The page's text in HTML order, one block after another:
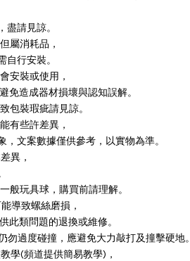
請見諒。
屬消耗品，
行安裝。
安裝或使用，
造成器材損壞與認知誤解。
包裝瑕疵請見諒。
有些許差異，
文案數據僅供參考，以實物為準。
異，
般玩具球，購買前請理解。
導致螺絲磨損，
此類問題的退換或維修。
勿過度碰撞，應避免大力敲打及撞擊硬地。
學(頻道提供簡易教學)，